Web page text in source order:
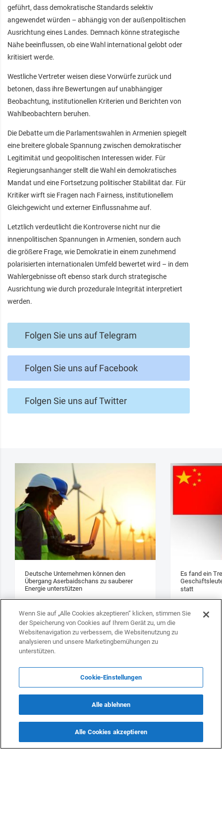
geführt, dass demokratische Standards selektiv
angewendet würden – abhängig von der außenpolitischen
Ausrichtung eines Landes. Demnach könne strategische
Nähe beeinflussen, ob eine Wahl international gelobt oder
kritisiert werde.
Westliche Vertreter weisen diese Vorwürfe zurück und
betonen, dass ihre Bewertungen auf unabhängiger
Beobachtung, institutionellen Kriterien und Berichten von
Wahlbeobachtern beruhen.
Die Debatte um die Parlamentswahlen in Armenien spiegelt
eine breitere globale Spannung zwischen demokratischer
Legitimität und geopolitischen Interessen wider. Für
Regierungsanhänger stellt die Wahl ein demokratisches
Mandat und eine Fortsetzung politischer Stabilität dar. Für
Kritiker wirft sie Fragen nach Fairness, institutionellem
Gleichgewicht und externer Einflussnahme auf.
Letztlich verdeutlicht die Kontroverse nicht nur die
innenpolitischen Spannungen in Armenien, sondern auch
die größere Frage, wie Demokratie in einem zunehmend
polarisierten internationalen Umfeld bewertet wird – in dem
Wahlergebnisse oft ebenso stark durch strategische
Ausrichtung wie durch prozedurale Integrität interpretiert
werden.
Folgen Sie uns auf Telegram
Folgen Sie uns auf Facebook
Folgen Sie uns auf Twitter
Deutsche Unternehmen können den
Übergang Aserbaidschans zu sauberer
Energie unterstützen
Es fand ein
statt
Wenn Sie auf „Alle Cookies akzeptieren“ klicken, stimmen Sie
der Speicherung von Cookies auf Ihrem Gerät zu, um die
Websitenavigation zu verbessern, die Websitenutzung zu
analysieren und unsere Marketingbemühungen zu
unterstützen.
Cookie-Einstellungen
Alle ablehnen
Alle Cookies akzeptieren